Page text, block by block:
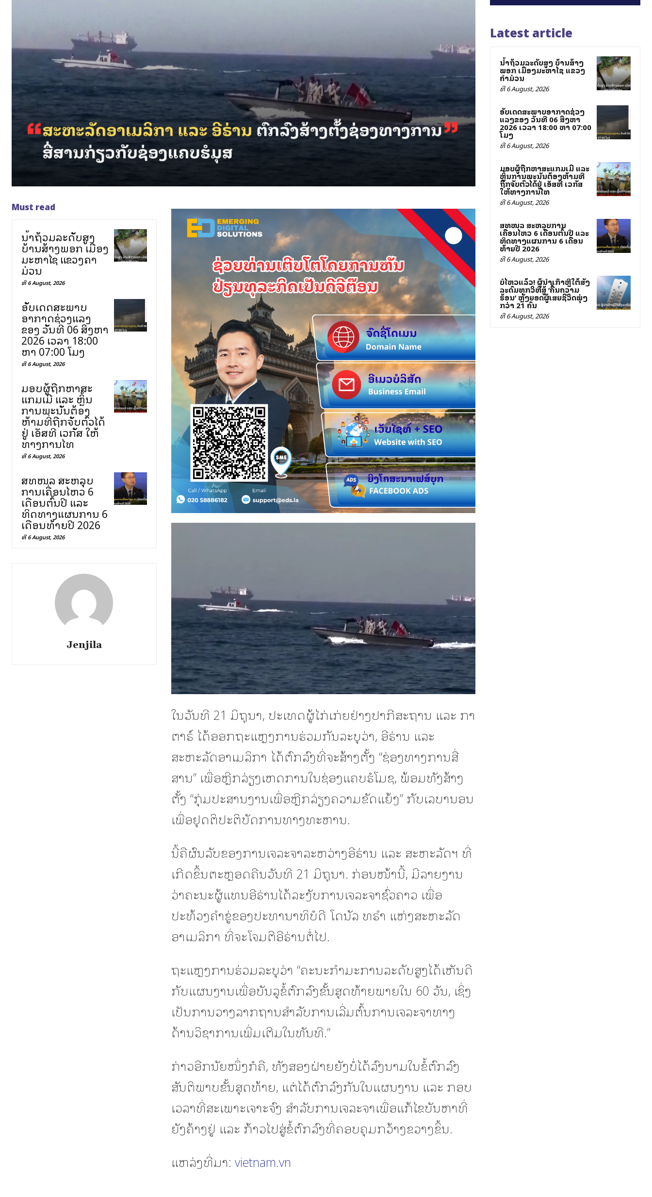
Must read
ນ້ຳຖ້ວມລະດັບສູງ
ບ້ານສ້າງພອກ ເມືອງ
ມະຫາໄຊ ແຂວງຄຳ
ມ່ວນ
ທີ 6 August, 2026
ອັບເດດສະພາບ
ອາກາດຊ່ວງແລງ
ຂອງ ວັນທີ 06 ສິງຫາ
2026 ເວລາ 18:00
ຫາ 07:00 ໂມງ
ທີ 6 August, 2026
ມອບຜູ້ຖືກຫາສະ
ແກມເມີ ແລະ ຫຼິ້ນ
ການພະນັນຕ້ອງ
ຫ້າມທີ່ຖືກຈັບຕົວໄດ້
ຢູ່ ເອັສທີ ເວກັສ ໃຫ້
ທາງການໄທ
ທີ 6 August, 2026
ສທໜລ ສະຫລຸບ
ການເຄື່ອນໄຫວ 6
ເດືອນຕົ້ນປີ ແລະ
ທິດທາງແຜນການ 6
ເດືອນທ້າຍປີ 2026
ທີ 6 August, 2026
Jenjila
ໃນວັນທີ 21 ມິຖຸນາ, ປະເທດຜູ້ໄກ່ເກ່ຍຢ່າງປາກີສະຖານ ແລະ ກາ
ຕາຣ໌ ໄດ້ອອກຖະແຫຼງການຮ່ວມກັນລະບຸວ່າ, ອີຣ່ານ ແລະ
ສະຫະລັດອາເມລິກາ ໄດ້ຕົກລົງທີ່ຈະສ້າງຕັ້ງ “ຊ່ອງທາງການສື່
ສານ” ເພື່ອຫຼີກລ່ຽງເຫດການໃນຊ່ອງແຄບຮໍໂມຊ, ພ້ອມທັງສ້າງ
ຕັ້ງ “ກຸ່ມປະສານງານເພື່ອຫຼີກລ່ຽງຄວາມຂັດແຍ້ງ” ກັບເລບານອນ
ເພື່ອຢຸດຕິປະຕິບັດການທາງທະຫານ.
ນີ້ຄືຜົນລັບຂອງການເຈລະຈາລະຫວ່າງອີຣ່ານ ແລະ ສະຫະລັດຯ ທີ່
ເກີດຂຶ້ນຕະຫຼອດຄືນວັນທີ 21 ມິຖຸນາ. ກ່ອນໜ້ານີ້, ມີລາຍງານ
ວ່າຄະນະຜູ້ແທນອີຣ່ານໄດ້ລະງັບການເຈລະຈາຊົ່ວຄາວ ເພື່ອ
ປະທ້ວງຄຳຂູ່ຂອງປະທານາທິບໍດີ ໂດນັລ ທຣຳ ແຫ່ງສະຫະລັດ
ອາເມລິກາ ທີ່ຈະໂຈມຕີອີຣ່ານຕໍ່ໄປ.
ຖະແຫຼງການຮ່ວມລະບຸວ່າ “ຄະນະກຳມະການລະດັບສູງໄດ້ເຫັນດີ
ກັບແຜນງານເພື່ອບັນລຸຂໍ້ຕົກລົງຂັ້ນສຸດທ້າຍພາຍໃນ 60 ວັນ, ເຊິ່ງ
ເປັນການວາງລາກຖານສຳລັບການເລີ່ມຕົ້ນການເຈລະຈາທາງ
ດ້ານວິຊາການເພີ່ມເຕີມໃນທັນທີ.”
ກ່າວອີກນັຍໜຶ່ງກໍຄື, ທັງສອງຝ່າຍຍັງບໍ່ໄດ້ລົງນາມໃນຂໍ້ຕົກລົງ
ສັນຕິພາບຂັ້ນສຸດທ້າຍ, ແຕ່ໄດ້ຕົກລົງກັນໃນແຜນງານ ແລະ ກອບ
ເວລາທີ່ສະເພາະເຈາະຈົງ ສຳລັບການເຈລະຈາເພື່ອແກ້ໄຂບັນຫາທີ່
ຍັງຄ້າງຢູ່ ແລະ ກ້າວໄປສູ່ຂໍ້ຕົກລົງທີ່ຄອບຄຸມກວ້າງຂວາງຂຶ້ນ.
ແຫລ່ງທີ່ມາ: vietnam.vn
Latest article
ນ້ຳຖ້ວມລະດັບສູງ ບ້ານສ້າງ
ພອກ ເມືອງມະຫາໄຊ ແຂວງ
ຄຳມ່ວນ
ທີ 6 August, 2026
ອັບເດດສະພາບອາກາດຊ່ວງ
ແລງຂອງ ວັນທີ 06 ສິງຫາ
2026 ເວລາ 18:00 ຫາ 07:00
ໂມງ
ທີ 6 August, 2026
ມອບຜູ້ຖືກຫາສະແກມເມີ ແລະ
ຫຼິ້ນການພະນັນຕ້ອງຫ້າມທີ່
ຖືກຈັບຕົວໄດ້ຢູ່ ເອັສທີ ເວກັສ
ໃຫ້ທາງການໄທ
ທີ 6 August, 2026
ສທໜລ ສະຫລຸບການ
ເຄື່ອນໄຫວ 6 ເດືອນຕົ້ນປີ ແລະ
ທິດທາງແຜນການ 6 ເດືອນ
ທ້າຍປີ 2026
ທີ 6 August, 2026
ບໍ່ໄຫວແລ້ວ! ຜູ້ນຳເກົາຫຼີໃຕ້ສັ່ງ
ລະດົມທຸກວິທີສູ້ ‘ຄື້ນຄວາມ
ຮ້ອນ’ ຫຼັງຍອດຜູ້ເສຍຊີວິດພຸ່ງ
ກວ່າ 21 ຄົນ
ທີ 6 August, 2026